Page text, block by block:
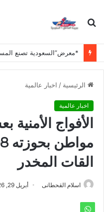
بحث
الرئيسية / اخبار عالمية
اخبار عالمية
الأفواج
القات المخدر
اسلام القحطانى أبريل 29, 2026